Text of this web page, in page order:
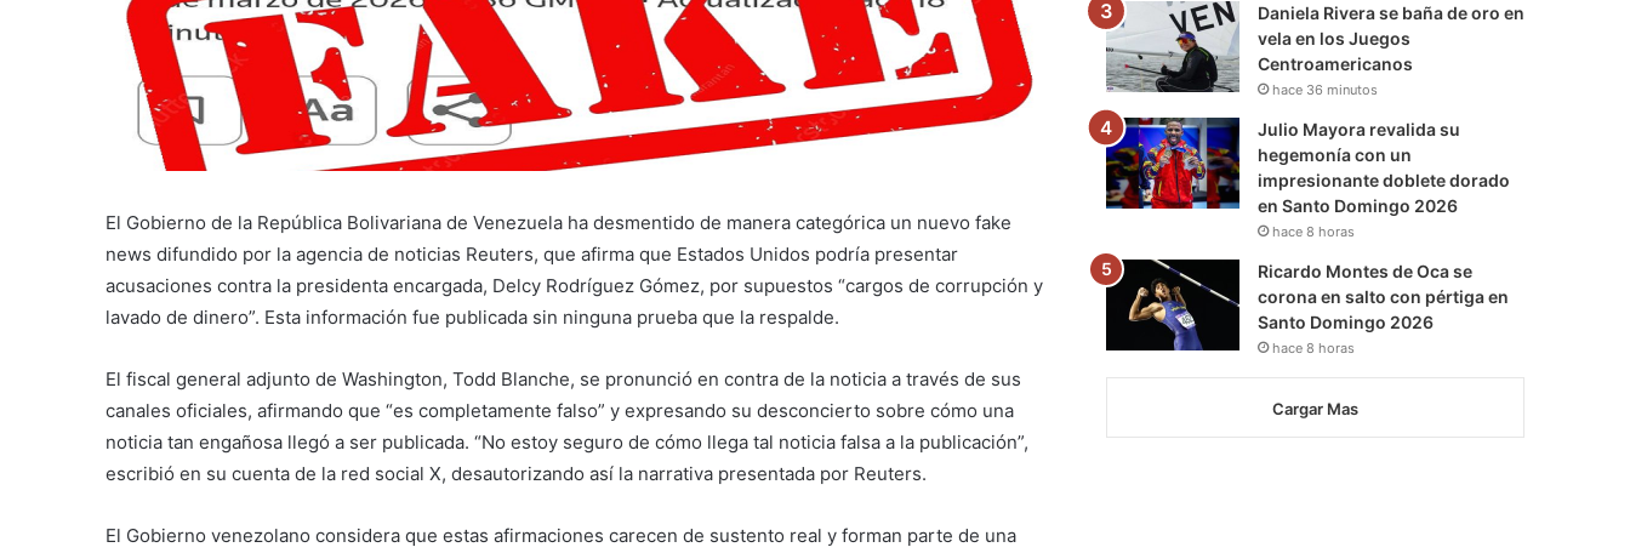
El Gobierno de la República Bolivariana de Venezuela ha desmentido de manera categórica un nuevo fake
news difundido por la agencia de noticias Reuters, que afirma que Estados Unidos podría presentar
acusaciones contra la presidenta encargada, Delcy Rodríguez Gómez, por supuestos “cargos de corrupción y
lavado de dinero”. Esta información fue publicada sin ninguna prueba que la respalde.
El fiscal general adjunto de Washington, Todd Blanche, se pronunció en contra de la noticia a través de sus
canales oficiales, afirmando que “es completamente falso” y expresando su desconcierto sobre cómo una
noticia tan engañosa llegó a ser publicada. “No estoy seguro de cómo llega tal noticia falsa a la publicación”,
escribió en su cuenta de la red social X, desautorizando así la narrativa presentada por Reuters.
El Gobierno venezolano considera que estas afirmaciones carecen de sustento real y forman parte de una
Daniela Rivera se baña de oro en
vela en los Juegos
Centroamericanos
hace 36 minutos
Julio Mayora revalida su
hegemonía con un
impresionante doblete dorado
en Santo Domingo 2026
hace 8 horas
Ricardo Montes de Oca se
corona en salto con pértiga en
Santo Domingo 2026
hace 8 horas
Cargar Mas